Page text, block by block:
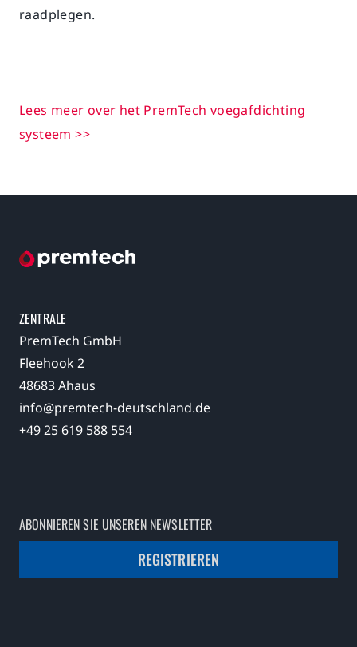
raadplegen.
Lees meer over het PremTech voegafdichting
systeem >>
ZENTRALE
PremTech GmbH
Fleehook 2
48683 Ahaus
info@premtech-deutschland.de
+49 25 619 588 554
ABONNIEREN SIE UNSEREN NEWSLETTER
REGISTRIEREN